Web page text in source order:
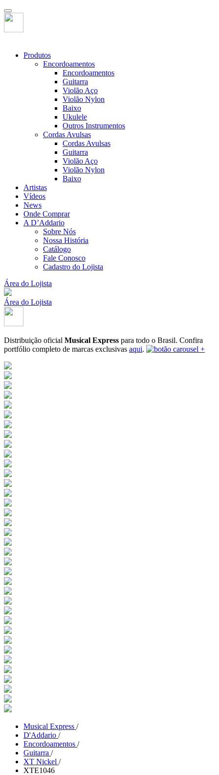
Produtos
Encordoamentos
Encordoamentos
Guitarra
Violão Aço
Violão Nylon
Baixo
Ukulele
Outros Instrumentos
Cordas Avulsas
Cordas Avulsas
Guitarra
Violão Aço
Violão Nylon
Baixo
Artistas
Vídeos
News
Onde Comprar
A D’Addario
Sobre Nós
Nossa História
Catálogo
Fale Conosco
Cadastro do Lojista
Área do Lojista
Área do Lojista
Distribuição oficial Musical Express para todo o Brasil. Confira
portfólio completo de marcas exclusivas aqui.
Musical Express /
D'Addario /
Encordoamentos /
Guitarra /
XT Nickel /
XTE1046